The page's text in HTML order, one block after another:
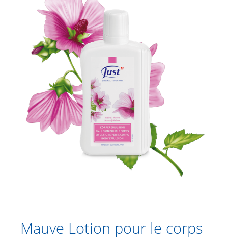
High Light
Bain
Soins de cheveux
Catalogue
Douche
Soins corporels
Care & Repair Huile
Beurre corporel à la Mauve
Arnica | Hamamélis Baume pour le
Calmoderm Lotion pour le corps
Vital Just Body Lotion Velvet Skin
Mauve Lotion pour le corps